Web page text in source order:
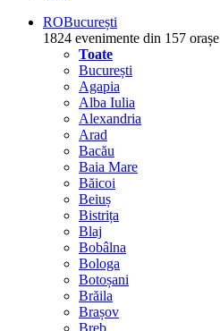
ROBucurești
1824 evenimente din 157 orașe
Toate
București
Agapia
Alba Iulia
Alexandria
Arad
Bacău
Baia Mare
Băicoi
Beiuș
Bistrița
Blaj
Bobâlna
Bologa
Botoșani
Brăila
Brașov
Breb